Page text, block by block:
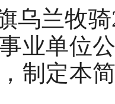
乌兰牧骑
业单位
制定本